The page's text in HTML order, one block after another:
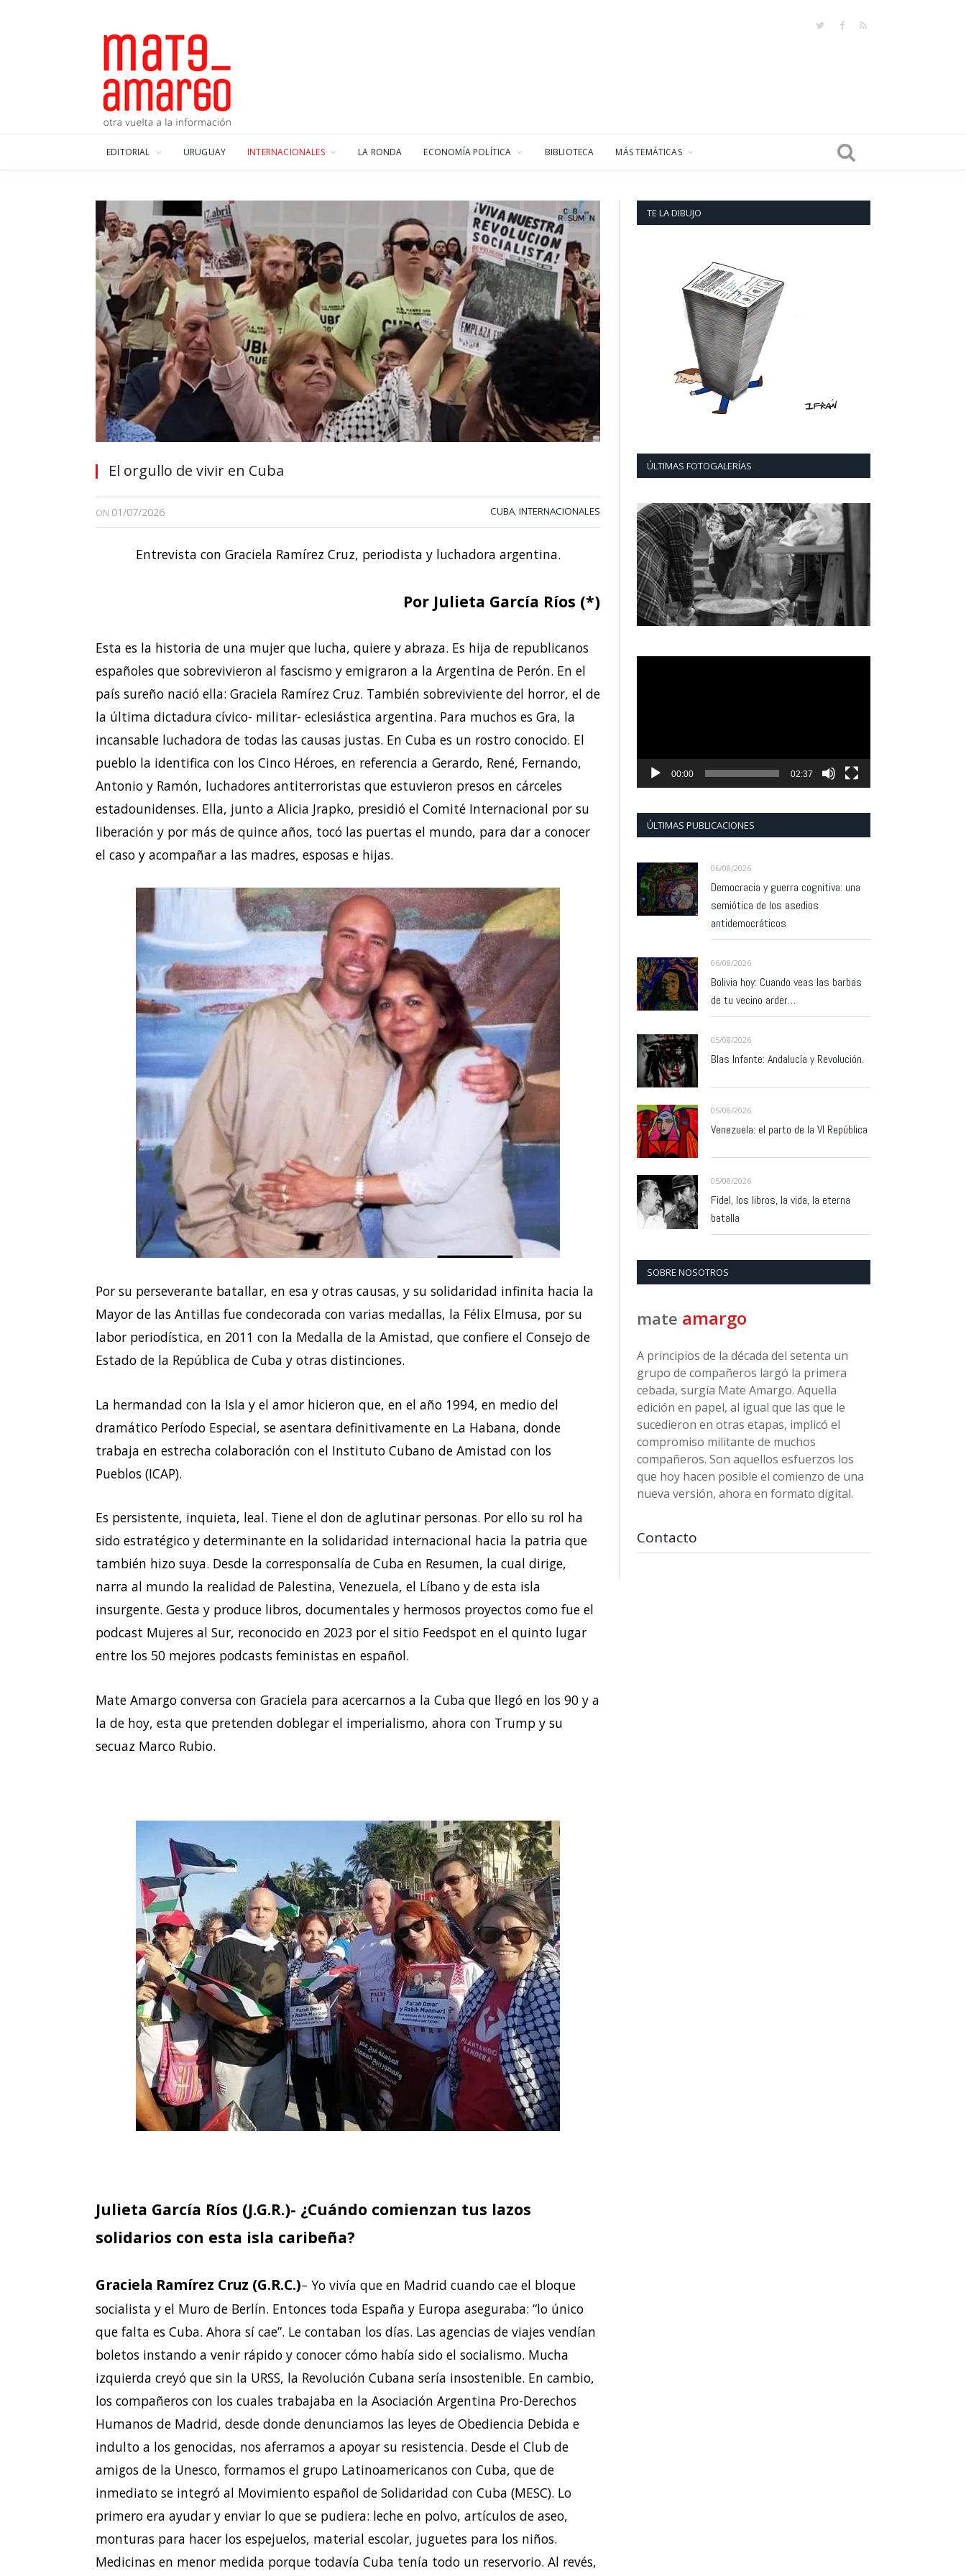
TwitterFacebook
RSS
EDITORIAL URUGUAY INTERNACIONALES LA RONDA ECONOMÍA POLÍTICA BIBLIOTECA MÁS TEMÁTICAS
El orgullo de vivir en Cuba
ON 01/07/2026 CUBA, INTERNACIONALES
Entrevista con Graciela Ramírez Cruz, periodista y luchadora argentina.
Por Julieta García Ríos (*)
Esta es la historia de una mujer que lucha, quiere y abraza. Es hija de republicanos
españoles que sobrevivieron al fascismo y emigraron a la Argentina de Perón. En el
país sureño nació ella: Graciela Ramírez Cruz. También sobreviviente del horror, el de
la última dictadura cívico- militar- eclesiástica argentina. Para muchos es Gra, la
incansable luchadora de todas las causas justas. En Cuba es un rostro conocido. El
pueblo la identifica con los Cinco Héroes, en referencia a Gerardo, René, Fernando,
Antonio y Ramón, luchadores antiterroristas que estuvieron presos en cárceles
estadounidenses. Ella, junto a Alicia Jrapko, presidió el Comité Internacional por su
liberación y por más de quince años, tocó las puertas el mundo, para dar a conocer
el caso y acompañar a las madres, esposas e hijas.
Por su perseverante batallar, en esa y otras causas, y su solidaridad infinita hacia la
Mayor de las Antillas fue condecorada con varias medallas, la Félix Elmusa, por su
labor periodística, en 2011 con la Medalla de la Amistad, que confiere el Consejo de
Estado de la República de Cuba y otras distinciones.
La hermandad con la Isla y el amor hicieron que, en el año 1994, en medio del
dramático Período Especial, se asentara definitivamente en La Habana, donde
trabaja en estrecha colaboración con el Instituto Cubano de Amistad con los
Pueblos (ICAP).
Es persistente, inquieta, leal. Tiene el don de aglutinar personas. Por ello su rol ha
sido estratégico y determinante en la solidaridad internacional hacia la patria que
también hizo suya. Desde la corresponsalía de Cuba en Resumen, la cual dirige,
narra al mundo la realidad de Palestina, Venezuela, el Líbano y de esta isla
insurgente. Gesta y produce libros, documentales y hermosos proyectos como fue el
podcast Mujeres al Sur, reconocido en 2023 por el sitio Feedspot en el quinto lugar
entre los 50 mejores podcasts feministas en español.
Mate Amargo conversa con Graciela para acercarnos a la Cuba que llegó en los 90 y a
la de hoy, esta que pretenden doblegar el imperialismo, ahora con Trump y su
secuaz Marco Rubio.
Julieta García Ríos (J.G.R.)- ¿Cuándo comienzan tus lazos
solidarios con esta isla caribeña?
Graciela Ramírez Cruz (G.R.C.)– Yo vivía que en Madrid cuando cae el bloque
socialista y el Muro de Berlín. Entonces toda España y Europa aseguraba: “lo único
que falta es Cuba. Ahora sí cae”. Le contaban los días. Las agencias de viajes vendían
boletos instando a venir rápido y conocer cómo había sido el socialismo. Mucha
izquierda creyó que sin la URSS, la Revolución Cubana sería insostenible. En cambio,
los compañeros con los cuales trabajaba en la Asociación Argentina Pro-Derechos
Humanos de Madrid, desde donde denunciamos las leyes de Obediencia Debida e
indulto a los genocidas, nos aferramos a apoyar su resistencia. Desde el Club de
amigos de la Unesco, formamos el grupo Latinoamericanos con Cuba, que de
inmediato se integró al Movimiento español de Solidaridad con Cuba (MESC). Lo
primero era ayudar y enviar lo que se pudiera: leche en polvo, artículos de aseo,
monturas para hacer los espejuelos, material escolar, juguetes para los niños.
Medicinas en menor medida porque todavía Cuba tenía todo un reservorio. Al revés,
TE LA DIBUJO
ÚLTIMAS FOTOGALERÍAS
00:00 02:37
ÚLTIMAS PUBLICACIONES
06/08/2026
Democracia y guerra cognitiva: una
semiótica de los asedios
antidemocráticos
06/08/2026
Bolivia hoy: Cuando veas las barbas
de tu vecino arder…
05/08/2026
Blas Infante: Andalucía y Revolución.
05/08/2026
Venezuela: el parto de la VI República
05/08/2026
Fidel, los libros, la vida, la eterna
batalla
SOBRE NOSOTROS
mate amargo
A principios de la década del setenta un
grupo de compañeros largó la primera
cebada, surgía Mate Amargo. Aquella
edición en papel, al igual que las que le
sucedieron en otras etapas, implicó el
compromiso militante de muchos
compañeros. Son aquellos esfuerzos los
que hoy hacen posible el comienzo de una
nueva versión, ahora en formato digital.
Contacto